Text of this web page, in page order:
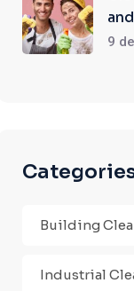
9
Building
Industrial